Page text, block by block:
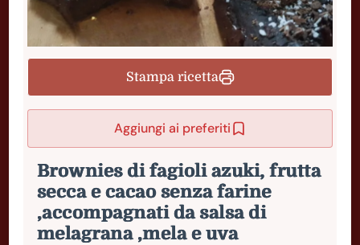
Stampa ricetta
Aggiungi ai preferiti
Brownies di fagioli azuki, frutta
secca e cacao senza farine
,accompagnati da salsa di
melagrana ,mela e uva